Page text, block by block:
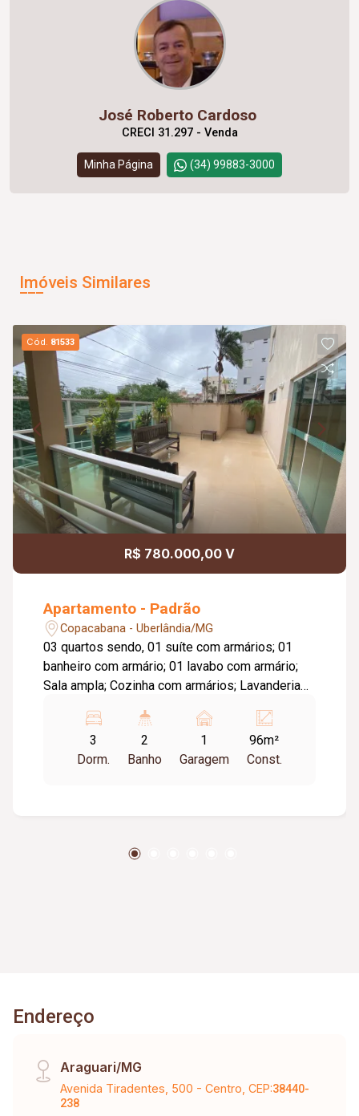
José Roberto Cardoso
CRECI 31.297 - Venda
Minha Página (34) 99883-3000
Imóveis Similares
Cód. 81533
R$ 780.000,00 V
Apartamento - Padrão
Copacabana - Uberlândia/MG
03 quartos sendo, 01 suíte com armários; 01
banheiro com armário; 01 lavabo com armário;
Sala ampla; Cozinha com armários; Lavanderia
ate 02 carros); Sacada. Apartamento com 04 ar
condicionado, forno embutido, 01 coifa,
cristaleira, cooktop e armários em todos os
3
Dorm.
2
Banho
1
Garagem
96m²
Const.
Endereço
Araguari/MG
Avenida Tiradentes, 500 - Centro, CEP:38440-
238